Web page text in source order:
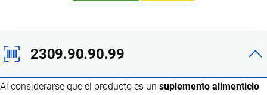
2309.90.90.99
Al considerarse que el producto es un suplemento alimenticio